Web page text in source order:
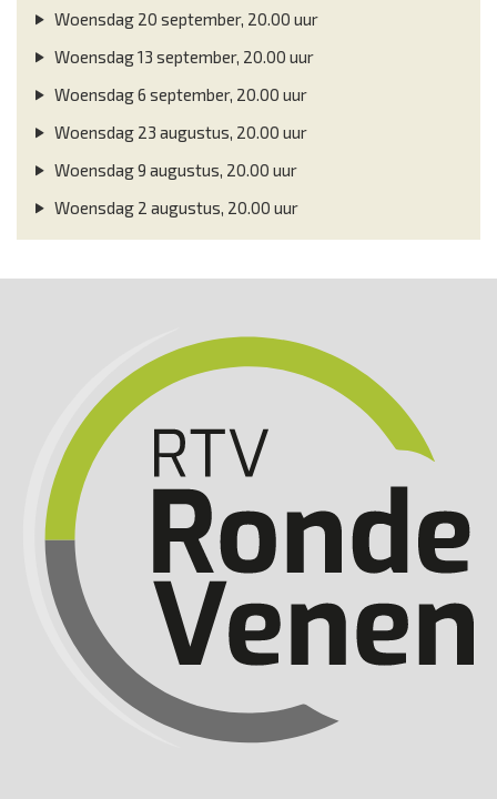
Woensdag 20 september, 20.00 uur
Woensdag 13 september, 20.00 uur
Woensdag 6 september, 20.00 uur
Woensdag 23 augustus, 20.00 uur
Woensdag 9 augustus, 20.00 uur
Woensdag 2 augustus, 20.00 uur